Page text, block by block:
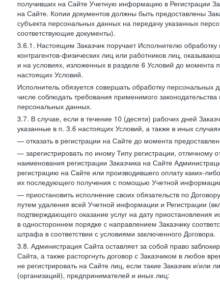
получивших на Сайте Учетную информацию в Регистрации
на Сайте. Копии документов должны быть предоставлены
субъекта персональных данных на передачу указанных
соответствующие документы).
3.6.1. Настоящим Заказчик поручает Исполнителю
контрагентов-физических лиц или работников лиц,
и на условиях, изложенных в разделе 6 Условий до момента
настоящих Условий.
Исполнитель обязуется совершать обработку
числе соблюдать требования применимого
персональных данных.
3.7. В случае, если в течение 10 (десяти) рабочих дней
указанные в п. 3.6 настоящих Условий, а также в иных
— отказать в регистрации на Сайте до момента
— зарегистрировать по иному Типу регистрации, отличному
наименования регистрации Заказчика на Сайте
регистрацию на Сайте или производившего оплату каких-
их последующего получения с помощью Учетной
— приостановить исполнение своих обязательств по
путем удаления всей Учетной информации и Регистрации
подтверждающего оказание услуг на дату приостановления
в одностороннем порядке с направлением Заказчику
штрафа в соответствии с условиями заключенного Договора.
3.8. Администрация Сайта оставляет за собой право
Сайта, а также расторгнуть договор с Заказчиком в любое
не регистрировать на Сайте лиц, если такие Заказчик и/
(организаций), предпринимателей и иных лиц: